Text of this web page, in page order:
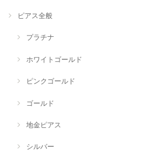
ピアス全般
プラチナ
ホワイトゴールド
ピンクゴールド
ゴールド
地金ピアス
シルバー